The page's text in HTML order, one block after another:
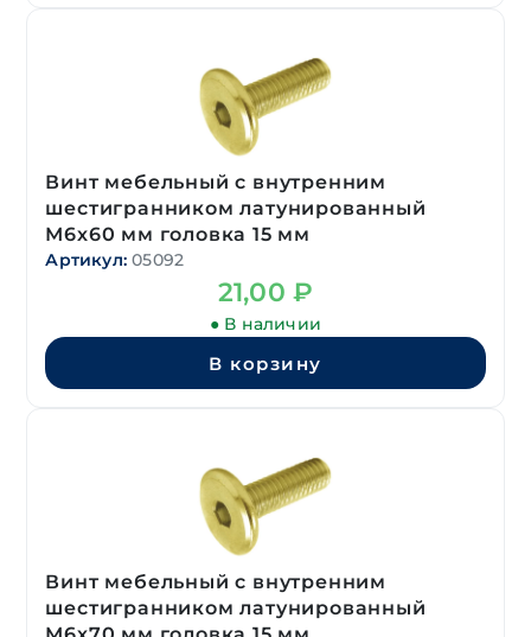
Винт мебельный с внутренним
шестигранником латунированный
М6х60 мм головка 15 мм
Артикул: 05092
21,00 ₽
● В наличии
В корзину
Винт мебельный с внутренним
шестигранником латунированный